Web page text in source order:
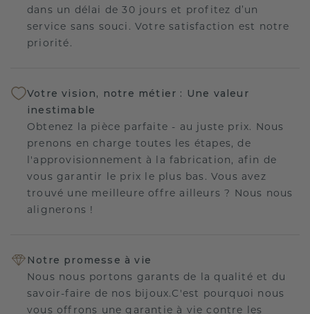
dans un délai de 30 jours et profitez d’un
service sans souci. Votre satisfaction est notre
priorité.
Votre vision, notre métier : Une valeur
inestimable
Obtenez la pièce parfaite - au juste prix. Nous
prenons en charge toutes les étapes, de
l'approvisionnement à la fabrication, afin de
vous garantir le prix le plus bas. Vous avez
trouvé une meilleure offre ailleurs ? Nous nous
alignerons !
Notre promesse à vie
Nous nous portons garants de la qualité et du
savoir-faire de nos bijoux.C'est pourquoi nous
vous offrons une garantie à vie contre les